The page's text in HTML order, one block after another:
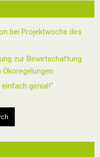
bei Projektwoche des
zur Bewirtschaftung
genial!“